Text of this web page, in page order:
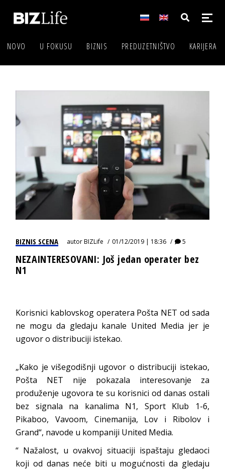
NOVO U FOKUSU BIZNIS PREDUZETNIŠTVO KARIJERA
BIZNIS SCENA autorBIZLife 01/12/2019 | 18:36 5
NEZAINTERESOVANI: Još jedan operater bez
N1
Korisnici kablovskog operatera Pošta NET od sada
ne mogu da gledaju kanale United Media jer je
ugovor o distribuciji istekao.
„Kako je višegodišnji ugovor o distribuciji istekao,
Pošta NET nije pokazala interesovanje za
produženje ugovora te su korisnici od danas ostali
bez signala na kanalima N1, Sport Klub 1-6,
Pikaboo, Vavoom, Cinemanija, Lov i Ribolov i
Grand“, navode u kompaniji United Media.
“ Nažalost, u ovakvoj situaciji ispaštaju gledaoci
koji od danas neće biti u mogućnosti da gledaju